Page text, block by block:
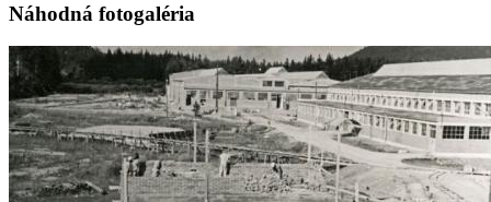
Náhodná fotogaléria